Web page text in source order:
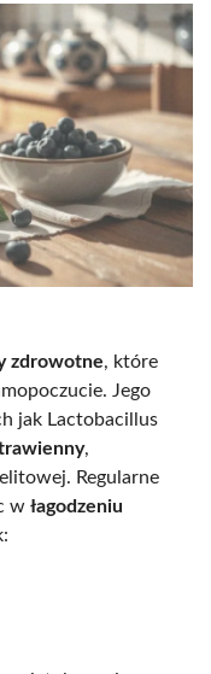
zdrowotne, które
Jego
jak Lactobacillus
,
Regularne
w łagodzeniu